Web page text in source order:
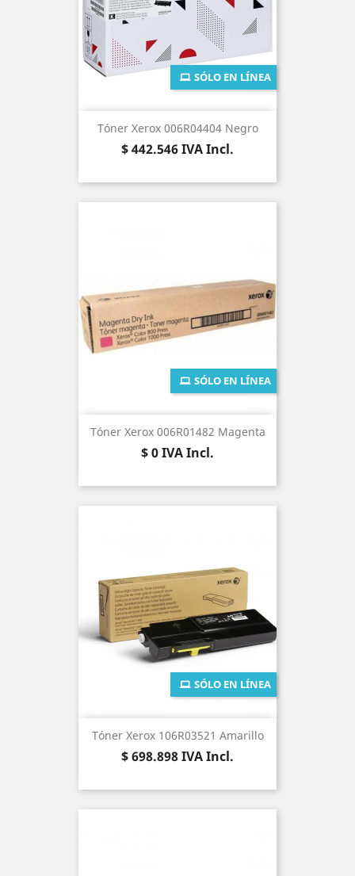
Tóner Xerox 006R04404 Negro
Precio
$ 442.546IVA Incl.
SÓLO EN LÍNEA
Tóner Xerox 006R01482 Magenta
Precio
$ 0IVA Incl.
SÓLO EN LÍNEA
Tóner Xerox 106R03521 Amarillo
Precio
$ 698.898IVA Incl.
SÓLO EN LÍNEA